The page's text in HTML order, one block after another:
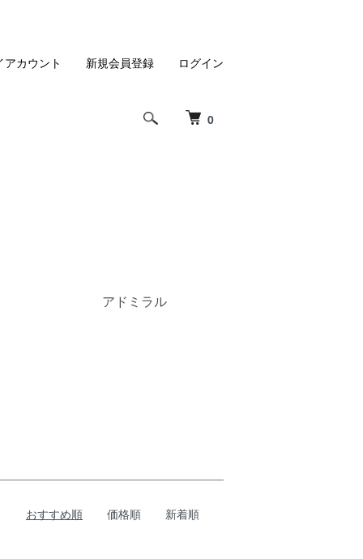
0
アカウント 新規会員登録 ログイン
アドミラル
おすすめ順 価格順 新着順